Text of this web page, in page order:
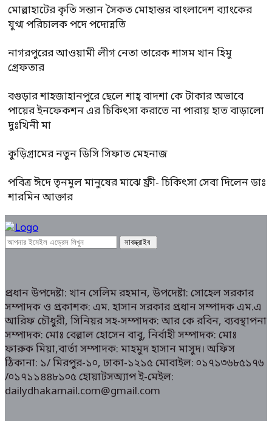
মোল্লাহাটের কৃতি সন্তান সৈকত মোহান্তর বাংলাদেশ ব্যাংকের
যুগ্ম পরিচালক পদে পদোন্নতি
নাগরপুরের আওয়ামী লীগ নেতা তারেক শাসম খান হিমু
গ্রেফতার
বগুড়ার শাহজাহানপুরে ছেলে শাহ্ বাদশা কে টাকার অভাবে
পায়ের ইনফেকশন এর চিকিৎসা করাতে না পারায় হাত বাড়ালো
দুঃখিনী মা
কুড়িগ্রামের নতুন ডিসি সিফাত মেহনাজ
পবিত্র ঈদে তৃনমুল মানুষের মাঝে ফ্রী- চিকিৎসা সেবা দিলেন ডাঃ
শারমিন আক্তার
প্রধান উপদেষ্টা: খান সেলিম রহমান, উপদেষ্টা: সোহেল সরকার
সম্পাদক ও প্রকাশক: এম. হাসান সরকার প্রধান সম্পাদক এম.এ
আরিফ চৌধুরী, সিনিয়র সহ-সম্পাদক: আর কে রবিন, ব্যবস্থাপনা
সম্পাদক: মোঃ বেল্লাল হোসেন বাবু, নির্বাহী সম্পাদক: মোঃ
ফারুক মিয়া,বার্তা সম্পাদক: মাহমুদ হাসান মাসুদ। অফিস
ঠিকানা: ১/ মিরপুর-১০, ঢাকা-১২১৫ মোবাইল: ০১৭১৩৬৮৫১৭৬
/০১৭১১৪৪৮১০৫ হোয়াটসঅ্যাপ ই-মেইল:
dailydhakamail.com@gmail.com